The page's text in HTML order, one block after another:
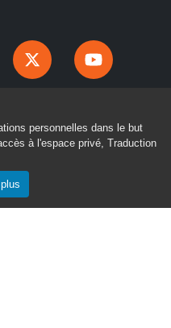
personnelles dans le but
à l'espace privé, Traduction